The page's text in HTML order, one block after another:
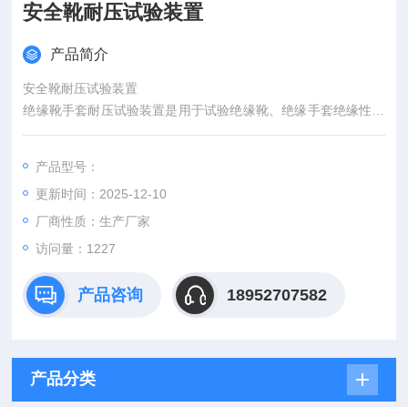
安全靴耐压试验装置
产品简介
安全靴耐压试验装置
绝缘靴手套耐压试验装置是用于试验绝缘靴、绝缘手套绝缘性能
的专业测试设备。试验机由机体、遥控器和试件容器三大部分组
静电喷涂，防潮防腐、采用遥控器进行远程操作。试验机具有自
动化程度高，测试精度高，控制功能*，且操作简便，安全可靠。
产品型号：
更新时间：2025-12-10
厂商性质：生产厂家
访问量：1227
产品咨询 18952707582
产品分类